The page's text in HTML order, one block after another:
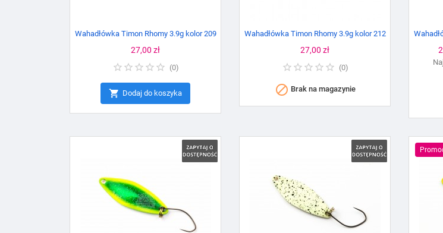
Wahadłówka Timon Rhomy 3.9g kolor 209
Cena
27,00 zł
(0)
 Dodaj do koszyka
Wahadłówka Timon Rhomy 3.9g kolor 212
Cena
27,00 zł
(0)
 Brak na magazynie